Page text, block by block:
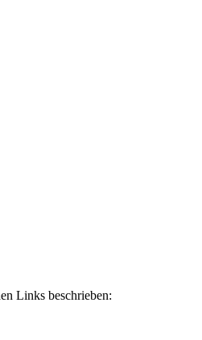
Links beschrieben: